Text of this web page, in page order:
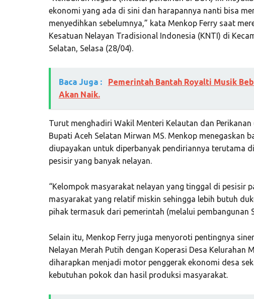
ekonomi yang ada di sini dan harapannya nanti bisa
menyedihkan sebelumnya,” kata Menkop Ferry saat
Kesatuan Nelayan Tradisional Indonesia (KNTI) di
Selatan, Selasa (28/04).
Baca Juga :
Pemerintah Bantah Royalti Musik
Akan Naik.
Turut menghadiri Wakil Menteri Kelautan dan
Bupati Aceh Selatan Mirwan MS. Menkop menegaskan
diupayakan untuk diperbanyak pendiriannya terutama
pesisir yang banyak nelayan.
“Kelompok masyarakat nelayan yang tinggal di pesisir
masyarakat yang relatif miskin sehingga lebih butuh
pihak termasuk dari pemerintah (melalui pembangunan
Selain itu, Menkop Ferry juga menyoroti pentingnya
Nelayan Merah Putih dengan Koperasi Desa Kelurahan
diharapkan menjadi motor penggerak ekonomi desa
kebutuhan pokok dan hasil produksi masyarakat.